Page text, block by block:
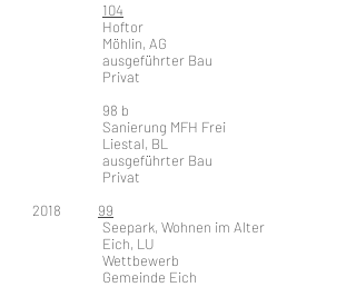
104
Hoftor
Möhlin, AG
ausgeführter Bau
Privat
98 b
Sanierung MFH Frei
Liestal, BL
ausgeführter Bau
Privat
2018 99
Seepark, Wohnen im Alter
Eich, LU
Wettbewerb
Gemeinde Eich